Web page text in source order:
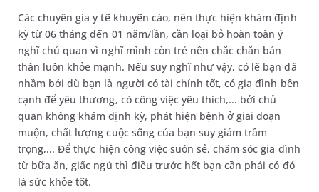
Các chuyên gia y tế khuyến cáo, nên thực hiện khám định
kỳ từ 06 tháng đến 01 năm/lần, cần loại bỏ hoàn toàn ý
nghĩ chủ quan vì nghĩ mình còn trẻ nên chắc chắn bản
thân luôn khỏe mạnh. Nếu suy nghĩ như vậy, có lẽ bạn đã
nhầm bởi dù bạn là người có tài chính tốt, có gia đình bên
cạnh để yêu thương, có công việc yêu thích,... bởi chủ
quan không khám định kỳ, phát hiện bệnh ở giai đoạn
muộn, chất lượng cuộc sống của bạn suy giảm trầm
trọng,... Để thực hiện công việc suôn sẻ, chăm sóc gia đình
từ bữa ăn, giấc ngủ thì điều trước hết bạn cần phải có đó
là sức khỏe tốt.